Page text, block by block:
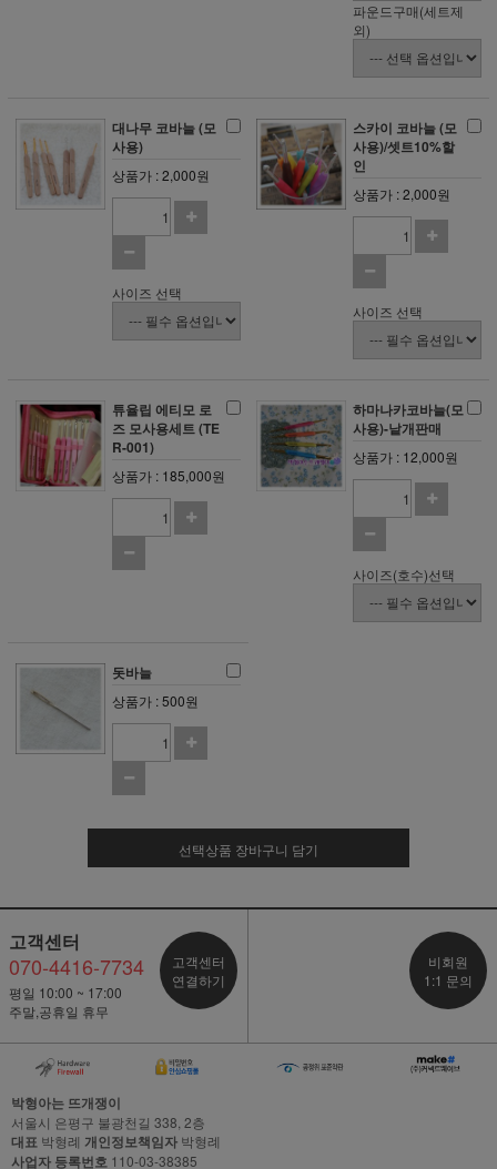
파운드구매(세트제
외)
대나무 코바늘 (모
사용)
상품가 : 2,000원
사이즈 선택
스카이 코바늘 (모
사용)/셋트10%할
인
상품가 : 2,000원
사이즈 선택
튜율립 에티모 로
즈 모사용세트 (TE
R-001)
상품가 : 185,000원
하마나카코바늘(모
사용)-낱개판매
상품가 : 12,000원
사이즈(호수)선택
돗바늘
상품가 : 500원
선택상품 장바구니 담기
고객센터
070-4416-7734
평일 10:00 ~ 17:00
주말,공휴일 휴무
고객센터
연결하기
비회원
1:1 문의
박형아는 뜨개쟁이
서울시 은평구 불광천길 338, 2층
대표 박형례 개인정보책임자 박형례
사업자 등록번호 110-03-38385